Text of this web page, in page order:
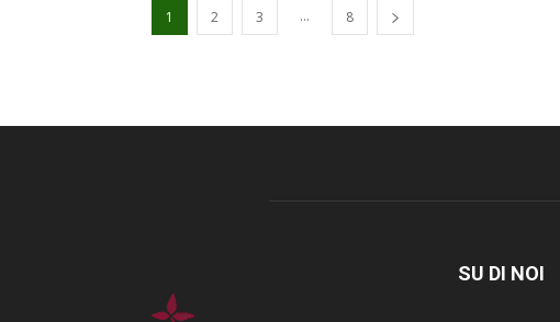
1 2 3 ... 8
SU DI NOI